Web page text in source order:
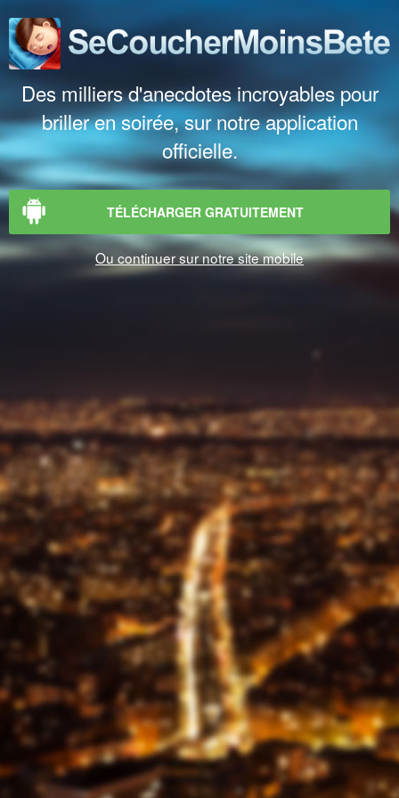
Des milliers d'anecdotes incroyables pour
briller en soirée, sur notre application
officielle.
TÉLÉCHARGER GRATUITEMENT
Ou continuer sur notre site mobile